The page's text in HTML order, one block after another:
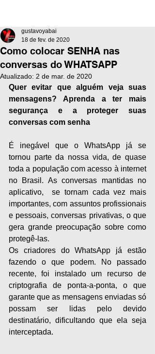
Como colocar SENHA nas
conversas do WHATSAPP
gustavoyabai
18 de fev. de 2020
Atualizado: 2 de mar. de 2020
Quer evitar que alguém veja suas
mensagens? Aprenda a ter mais
segurança e a proteger suas
conversas com senha
É inegável que o WhatsApp já se
tornou parte da nossa vida, de quase
toda a população com acesso à internet
no Brasil. As conversas mantidas no
aplicativo,  se tornam cada vez mais
importantes, com assuntos profissionais
e pessoais, conversas privativas, o que
gera grande preocupação sobre como
protegê-las.
Os criadores do WhatsApp já estão
fazendo o que podem. No passado
recente, foi instalado um recurso de
criptografia de ponta-a-ponta, o que
garante que as mensagens enviadas só
possam ser lidas pelo devido
destinatário, dificultando que ela seja
interceptada.